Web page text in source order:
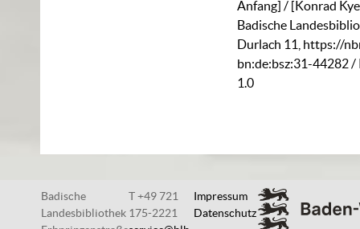
Anfang] / [Konrad
Badische
Durlach 11
https://
bn:de:bsz:31-44282/
1.0
Badische
Landesbibliothek
T +49 721
175-2221
Impressum
Datenschutz